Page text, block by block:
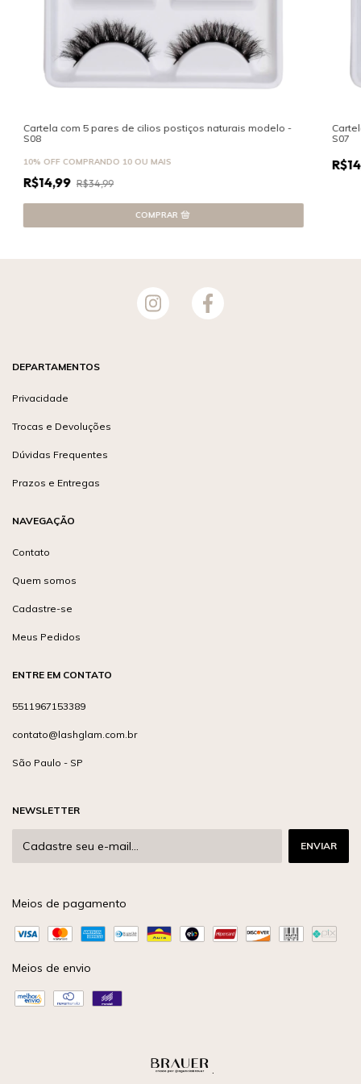
Cartela com 5 pares de cilios postiços naturais modelo -
S08
10% OFF COMPRANDO 10 OU MAIS
R$14,99 R$34,99
S07
DEPARTAMENTOS
Privacidade
Trocas e Devoluções
Dúvidas Frequentes
Prazos e Entregas
NAVEGAÇÃO
Contato
Quem somos
Cadastre-se
Meus Pedidos
ENTRE EM CONTATO
5511967153389
contato@lashglam.com.br
São Paulo - SP
NEWSLETTER
Meios de pagamento
Meios de envio
.